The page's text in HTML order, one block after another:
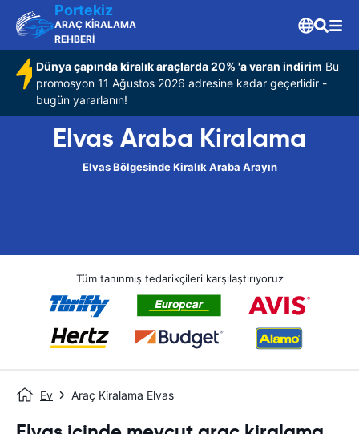
Portekiz
ARAÇ KİRALAMA
REHBERİ
Dünya çapında kiralık araçlarda 20% 'a varan indirim Bu
promosyon 11 Ağustos 2026 adresine kadar geçerlidir -
bugün yararlanın!
Elvas Araba Kiralama
Elvas Bölgesinde Kiralık Araba Arayın
Tüm tanınmış tedarikçileri karşılaştırıyoruz
Ev Araç Kiralama Elvas